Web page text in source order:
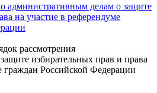
административным делам о защите
на участие в референдуме
рассмотрения
избирательных прав и права
граждан Российской Федерации